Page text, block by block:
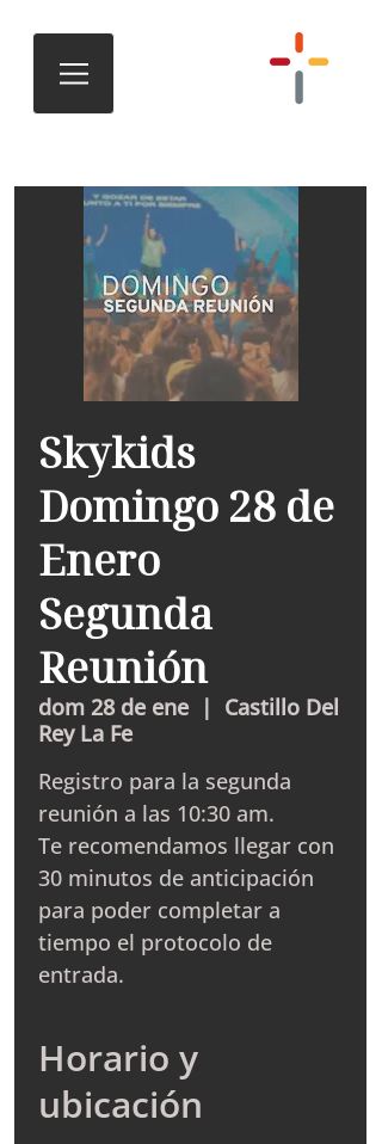
Skykids
Domingo 28 de
Enero
Segunda
Reunión
dom 28 de ene
  |
Castillo Del
Rey La Fe
Registro para la segunda
reunión a las 10:30 am.
Te recomendamos llegar con
30 minutos de anticipación
para poder completar a
tiempo el protocolo de
entrada.
Horario y
ubicación